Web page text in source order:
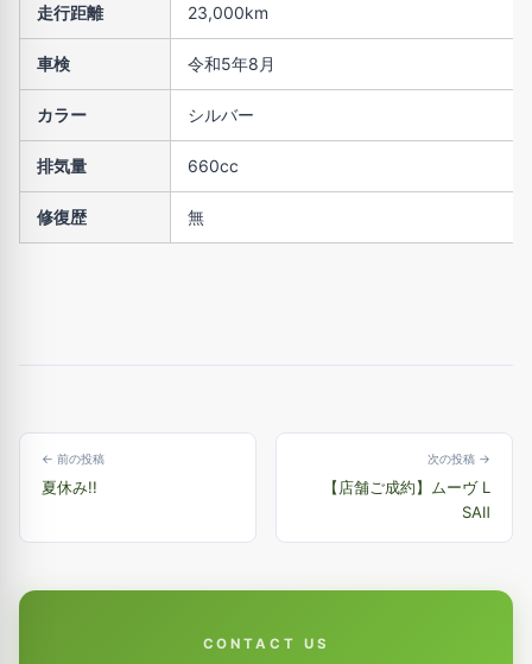
走行距離 23,000km
車検 令和5年8月
カラー シルバー
排気量 660cc
修復歴 無
← 前の投稿
夏休み!!
次の投稿 →
【店舗ご成約】ムーヴ L
SAⅡ
CONTACT US